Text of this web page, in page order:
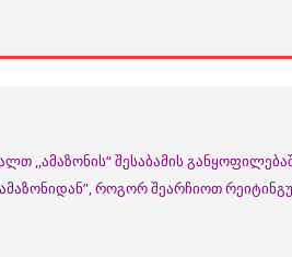
,,ამაზონის“ შესაბამის
როგორ შეარჩიოთ